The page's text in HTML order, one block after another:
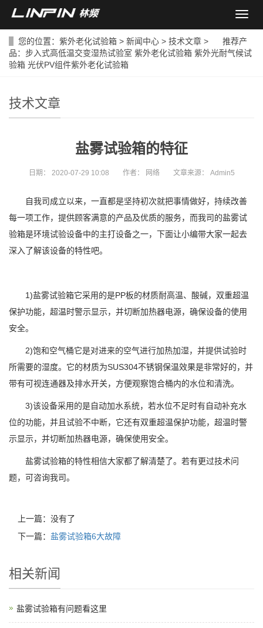
导
菜
单
您的位置： 紫外老化试验箱 > 新闻中心 > 技术文章 > 推荐产
品： 步入式高低温交变湿热试验室 紫外老化试验箱 紫外光耐气候试
验箱 光伏PV组件紫外老化试验箱
技术文章
盐雾试验箱的特征
日期： 2020-07-29 10:08 作者： 网络 文章来源： Admin5
自我司成立以来，一直都是坚持初次就把事情做好，持续改善
每一项工作，提供顾客满意的产品及优质的服务，而我司的盐雾试
验箱是环境试验设备中的主打设备之一，下面让小编带大家一起去
深入了解该设备的特性吧。
1)盐雾试验箱它采用的是PP板的材质耐高温、酸碱，双重超温
保护功能，超温时警示显示，并切断加热器电源，确保设备的使用
安全。
2)饱和空气桶它是对进来的空气进行加热加湿，并提供试验时
所需要的湿度。它的材质为SUS304不锈钢保温效果是非常好的，并
带有可视连通器及排水开关，方便观察饱合桶内的水位和清洗。
3)该设备采用的是自动加水系统，若水位不足时有自动补充水
位的功能，并且试验不中断，它还有双重超温保护功能，超温时警
示显示，并切断加热器电源，确保使用安全。
盐雾试验箱的特性相信大家都了解清楚了。若有更过技术问
题，可咨询我司。
上一篇：没有了
下一篇： 盐雾试验箱6大故障
相关新闻
盐雾试验箱有问题看这里